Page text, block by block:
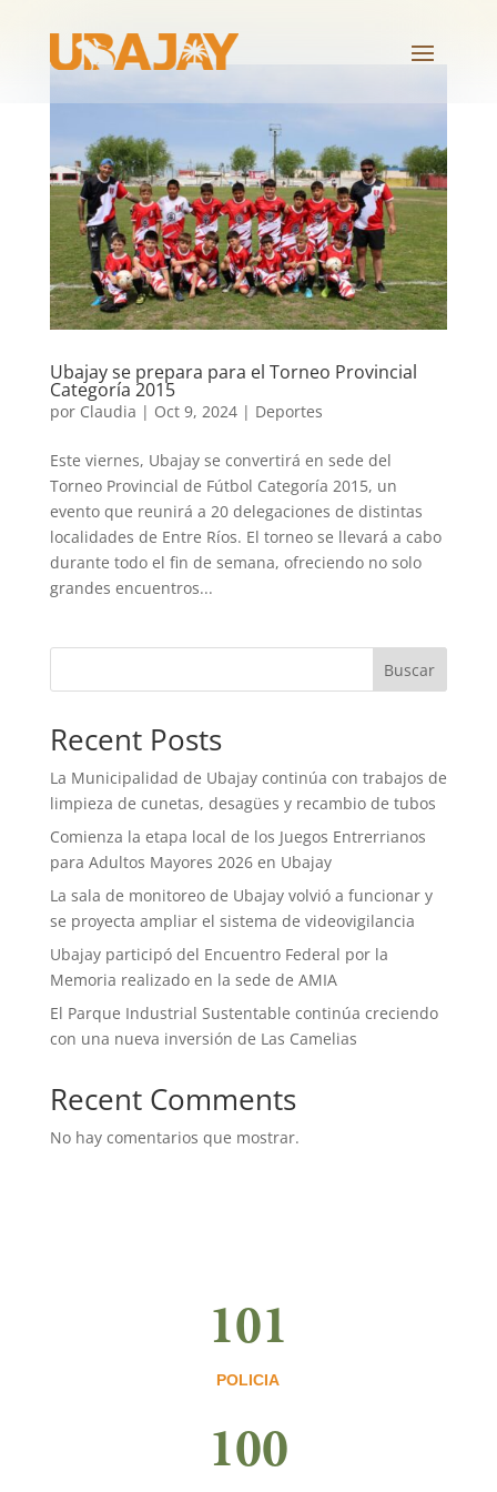
Ubajay se prepara para el Torneo Provincial
Categoría 2015
por Claudia | Oct 9, 2024| Deportes
Este viernes, Ubajay se convertirá en sede del
Torneo Provincial de Fútbol Categoría 2015, un
evento que reunirá a 20 delegaciones de distintas
localidades de Entre Ríos. El torneo se llevará a cabo
durante todo el fin de semana, ofreciendo no solo
grandes encuentros...
Buscar
Recent Posts
La Municipalidad de Ubajay continúa con trabajos de
limpieza de cunetas, desagües y recambio de tubos
Comienza la etapa local de los Juegos Entrerrianos
para Adultos Mayores 2026 en Ubajay
La sala de monitoreo de Ubajay volvió a funcionar y
se proyecta ampliar el sistema de videovigilancia
Ubajay participó del Encuentro Federal por la
Memoria realizado en la sede de AMIA
El Parque Industrial Sustentable continúa creciendo
con una nueva inversión de Las Camelias
Recent Comments
No hay comentarios que mostrar.
101
POLICIA
100